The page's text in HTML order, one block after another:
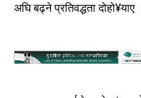
अघि बढ्ने प्रतिवद्धता दोहो¥याए